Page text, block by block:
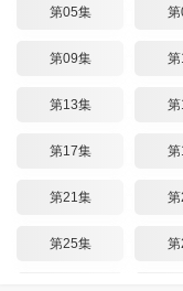
第05集
第09集
第13集
第17集
第21集
第25集